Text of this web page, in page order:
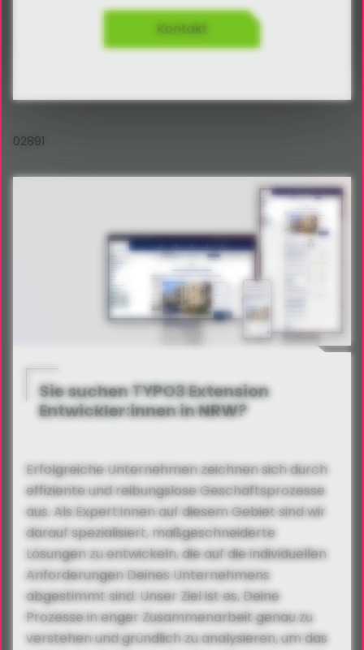
02891
Sie suchen TYPO3 Extension
Entwickler:innen in NRW?
Erfolgreiche Unternehmen zeichnen sich durch
effiziente und reibungslose Geschäftsprozesse
aus. Als Expert:innen auf diesem Gebiet sind wir
darauf spezialisiert, maßgeschneiderte
Lösungen zu entwickeln, die auf die individuellen
Anforderungen Deines Unternehmens
abgestimmt sind. Unser Ziel ist es, Deine
Prozesse in enger Zusammenarbeit genau zu
verstehen und gründlich zu analysieren, um das
Kontakt